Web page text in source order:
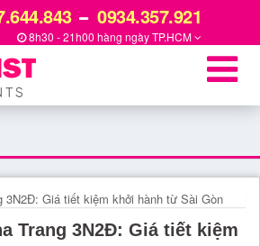
0934.357.921
8h30 - 21h00 hàng ngàyTP.HCM
Trang 3N2Đ: Giá tiết kiệm